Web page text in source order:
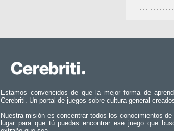
Estamos convencidos de que la mejor forma de
Cerebriti. Un portal de juegos sobre cultura general
Nuestra misión es concentrar todos los conocimientos
lugar para que tú puedas encontrar ese juego que